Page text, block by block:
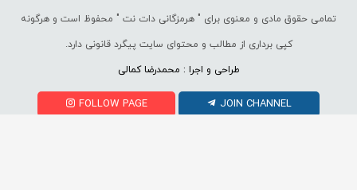
تمامی حقوق مادی و معنوی برای " هرمزگانی دات نت " محفوظ است و هرگونه
کپی برداری از مطالب و محتوای سایت پیگرد قانونی دارد.
طراحی و اجرا : محمدرضا کمالی
FOLLOW PAGE JOIN CHANNEL